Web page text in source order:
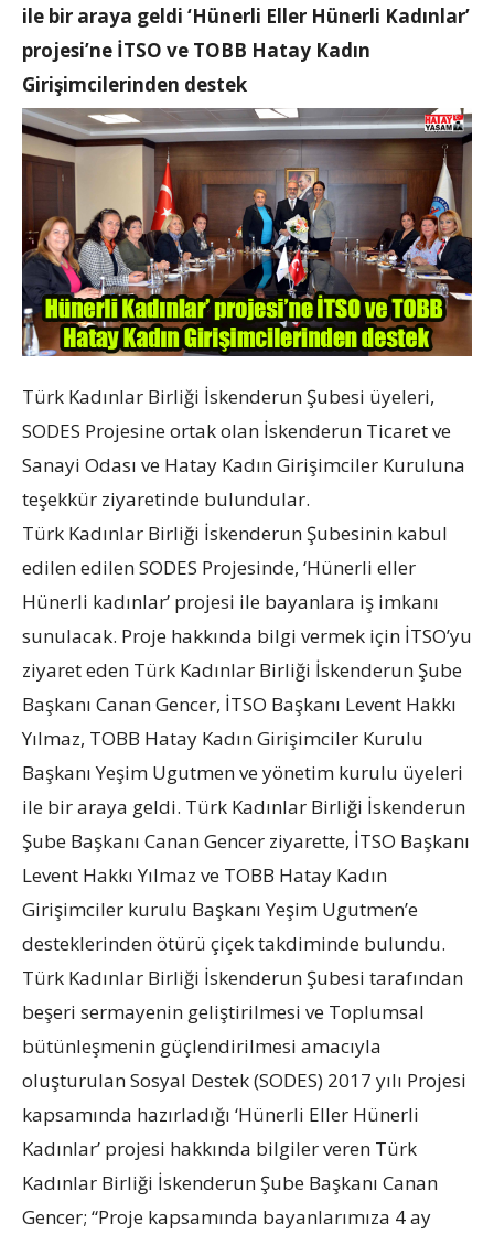
ile bir araya geldi ‘Hünerli Eller Hünerli Kadınlar’
projesi’ne İTSO ve TOBB Hatay Kadın
Girişimcilerinden destek
Türk Kadınlar Birliği İskenderun Şubesi üyeleri,
SODES Projesine ortak olan İskenderun Ticaret ve
Sanayi Odası ve Hatay Kadın Girişimciler Kuruluna
teşekkür ziyaretinde bulundular.
Türk Kadınlar Birliği İskenderun Şubesinin kabul
edilen edilen SODES Projesinde, ‘Hünerli eller
Hünerli kadınlar’ projesi ile bayanlara iş imkanı
sunulacak. Proje hakkında bilgi vermek için İTSO’yu
ziyaret eden Türk Kadınlar Birliği İskenderun Şube
Başkanı Canan Gencer, İTSO Başkanı Levent Hakkı
Yılmaz, TOBB Hatay Kadın Girişimciler Kurulu
Başkanı Yeşim Ugutmen ve yönetim kurulu üyeleri
ile bir araya geldi. Türk Kadınlar Birliği İskenderun
Şube Başkanı Canan Gencer ziyarette, İTSO Başkanı
Levent Hakkı Yılmaz ve TOBB Hatay Kadın
Girişimciler kurulu Başkanı Yeşim Ugutmen’e
desteklerinden ötürü çiçek takdiminde bulundu.
Türk Kadınlar Birliği İskenderun Şubesi tarafından
beşeri sermayenin geliştirilmesi ve Toplumsal
bütünleşmenin güçlendirilmesi amacıyla
oluşturulan Sosyal Destek (SODES) 2017 yılı Projesi
kapsamında hazırladığı ‘Hünerli Eller Hünerli
Kadınlar’ projesi hakkında bilgiler veren Türk
Kadınlar Birliği İskenderun Şube Başkanı Canan
Gencer; “Proje kapsamında bayanlarımıza 4 ay